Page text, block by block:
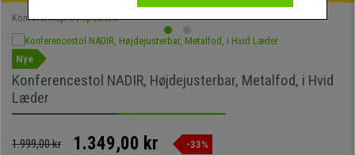
Kontorstolepro Specielle
Nye
Konferencestol NADIR, Højdejusterbar, Metalfod, i Hvid
Læder
1.999,00 kr 1.349,00 kr -33%